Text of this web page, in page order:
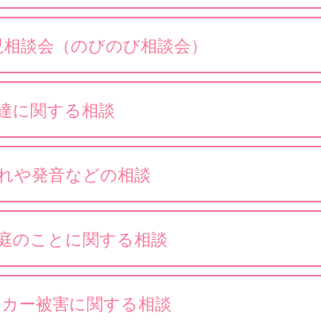
談会（のびのび相談会）
に関する相談
や発音などの相談
のことに関する相談
ー被害に関する相談